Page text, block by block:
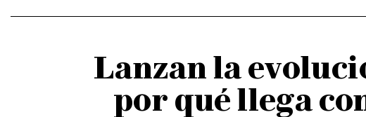
Lanzan la
por qué llega